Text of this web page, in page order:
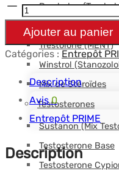
Parabolan
Primobolan
Trestolone (MENT)
Winstrol
Mix de Stéroïdes
Testosterones
Sustanon (Mix
Testosterone Base
Testosterone
quantité
de
IGF-
LR3
-
1
1mg
Ajouter au panier
Catégories : Entrepôt
Description
Avis0
Entrepôt PRIME
Description